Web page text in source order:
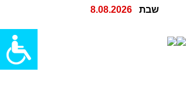
שבת 8.08.2026